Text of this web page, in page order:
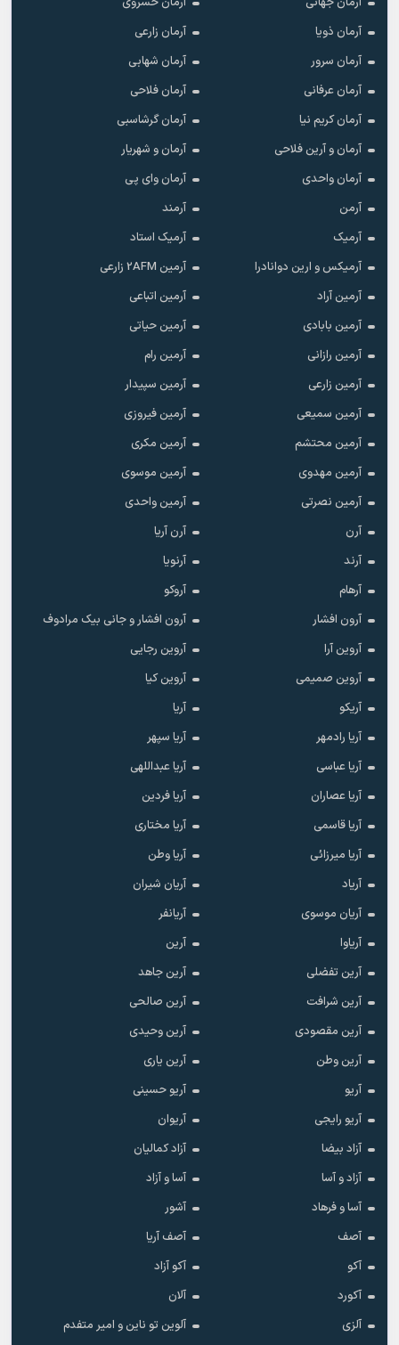
آرمان ذویا
آرمان زارعی
آرمان سرور
آرمان شهابی
آرمان عرفانی
آرمان فلاحی
آرمان کریم نیا
آرمان گرشاسبی
آرمان و آرین فلاحی
آرمان و شهریار
آرمان واحدی
آرمان وای پی
آرمن
آرمند
آرمیک
آرمیک استاد
آرمیکس و ارین دوانادرا
آرمین 2AFM زارعی
آرمین آراد
آرمین اتباعی
آرمین بابادی
آرمین حیاتی
آرمین رازانی
آرمین رام
آرمین زارعی
آرمین سپیدار
آرمین سمیعی
آرمین فیروزی
آرمین محتشم
آرمین مکری
آرمین مهدوی
آرمین موسوی
آرمین نصرتی
آرمین واحدی
آرن
آرن آریا
آرند
آرنویا
آرهام
آروکو
آرون افشار
آرون افشار و جانی بیک مرادوف
آروین آرا
آروین رجایی
آروین صمیمی
آروین کیا
آریکو
آریا
آریا رادمهر
آریا سپهر
آریا عباسی
آریا عبداللهی
آریا عصاران
آریا فردین
آریا قاسمی
آریا مختاری
آریا میرزائی
آریا وطن
آریاد
آریان شیران
آریان موسوی
آریانفر
آریاوا
آرین
آرین تفضلی
آرین جاهد
آرین شرافت
آرین صالحی
آرین مقصودی
آرین وحیدی
آرین وطن
آرین یاری
آریو
آریو حسینی
آریو رایجی
آریوان
آزاد بیضا
آزاد کمالیان
آزاد و آسا
آسا و آزاد
آسا و فرهاد
آشور
آصف
آصف آریا
آکو
آکو آزاد
آکورد
آلان
آلزی
آلوین تو ناین و امیر متفدم